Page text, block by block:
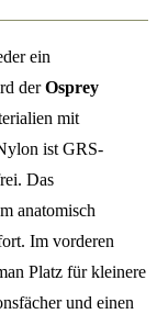
ein
derOsprey
mit
ist GRS-
Das
anatomisch
Im vorderen
Platz für kleinere
und einen